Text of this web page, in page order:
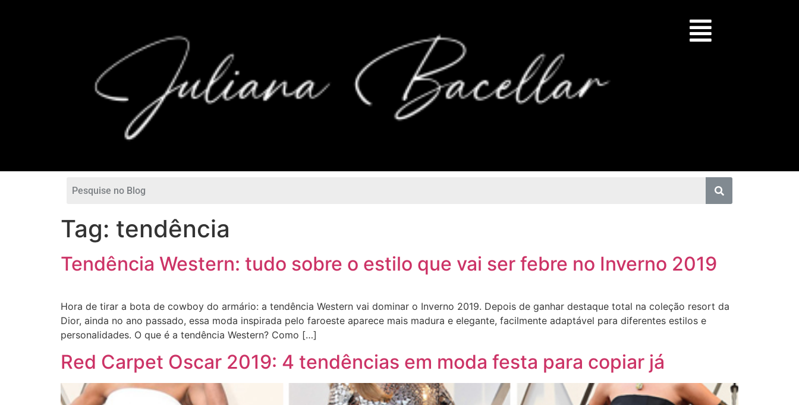
Tag: tendência
Tendência Western: tudo sobre o estilo que vai ser febre no Inverno 2019
Hora de tirar a bota de cowboy do armário: a tendência Western vai dominar o Inverno 2019. Depois de ganhar destaque total na coleção resort da
Dior, ainda no ano passado, essa moda inspirada pelo faroeste aparece mais madura e elegante, facilmente adaptável para diferentes estilos e
personalidades. O que é a tendência Western? Como […]
Red Carpet Oscar 2019: 4 tendências em moda festa para copiar já